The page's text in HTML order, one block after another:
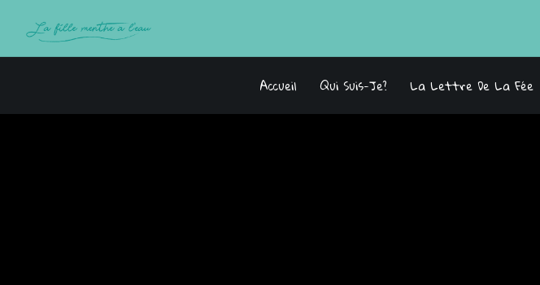
Accueil Qui Suis-Je? La Lettre De La Fée